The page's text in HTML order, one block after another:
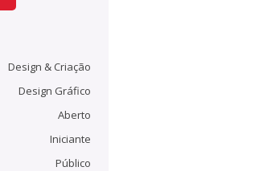
Design & Criação
Design Gráfico
Aberto
Iniciante
Público